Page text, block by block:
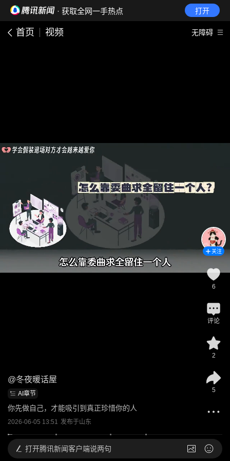
· 获取全网一手热点 打开
首页 视频 无障碍
@冬夜暖话屋
AI章节
你先做自己，才能吸引到真正珍惜你的人
2026-06-05 13:51 发布于山东
关注
6
评论
2
5
打开腾讯新闻客户端说两句